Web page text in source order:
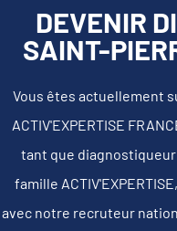
DEVENIR
SAINT-
Vous êtes actuellement
ACTIV'EXPERTISE
tant que
famille
avec notre recruteur